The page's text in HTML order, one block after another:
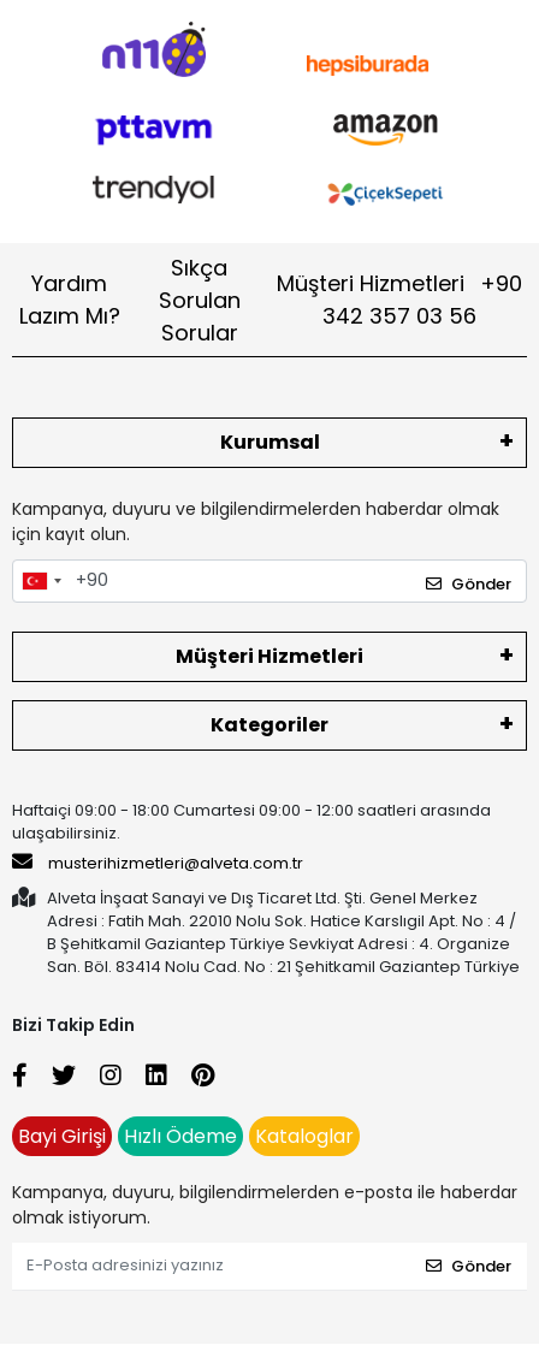
Yardım
Lazım Mı?
Sıkça
Sorulan
Sorular
Müşteri Hizmetleri
+90
342 357 03 56
Kurumsal
Kampanya, duyuru ve bilgilendirmelerden haberdar olmak
için kayıt olun.
Gönder
Müşteri Hizmetleri
Kategoriler
Haftaiçi 09:00 - 18:00 Cumartesi 09:00 - 12:00 saatleri arasında
ulaşabilirsiniz.
musterihizmetleri@alveta.com.tr
Alveta İnşaat Sanayi ve Dış Ticaret Ltd. Şti. Genel Merkez
Adresi : Fatih Mah. 22010 Nolu Sok. Hatice Karslıgil Apt. No : 4 /
B Şehitkamil Gaziantep Türkiye Sevkiyat Adresi : 4. Organize
San. Böl. 83414 Nolu Cad. No : 21 Şehitkamil Gaziantep Türkiye
Bizi Takip Edin
Bayi Girişi Hızlı Ödeme Kataloglar
Kampanya, duyuru, bilgilendirmelerden e-posta ile haberdar
olmak istiyorum.
Gönder